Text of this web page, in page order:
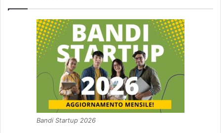
Bandi Startup 2026